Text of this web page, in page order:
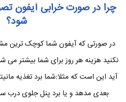
چرا در صورت خرابی آیفون
شود؟
در صورتی که آیفون شما کوچک ترین
نکنید هزینه هر روز برای شما بیشتر
آید این است که مثلا:شما برد تغذیه
بعدی مدهد و یا برد پنل جلوی